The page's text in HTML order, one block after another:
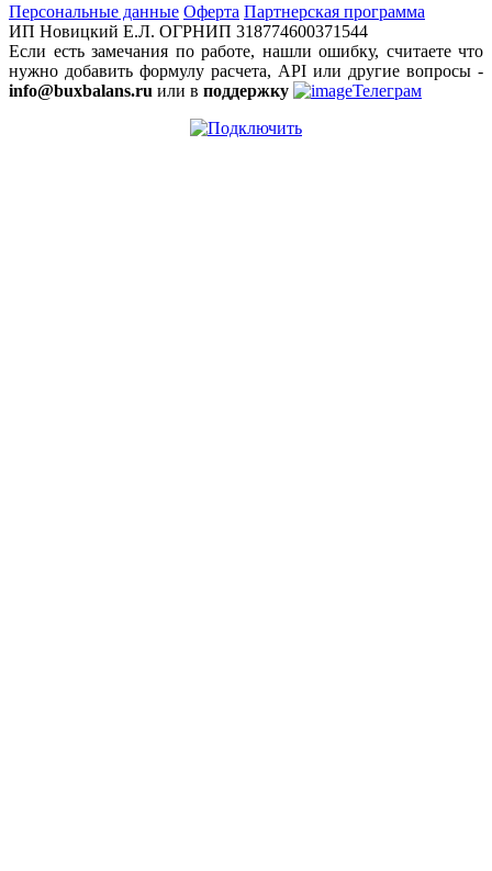
Персональные данные Оферта Партнерская программа
ИП Новицкий Е.Л. ОГРНИП 318774600371544
Если есть замечания по работе, нашли ошибку, считаете что
нужно добавить формулу расчета, API или другие вопросы -
info@buxbalans.ru или в поддержку Телеграм